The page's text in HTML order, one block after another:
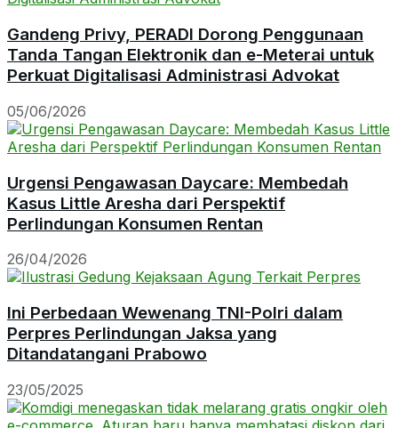
Gandeng Privy, PERADI Dorong Penggunaan
Tanda Tangan Elektronik dan e-Meterai untuk
Perkuat Digitalisasi Administrasi Advokat
05/06/2026
Urgensi Pengawasan Daycare: Membedah
Kasus Little Aresha dari Perspektif
Perlindungan Konsumen Rentan
26/04/2026
Ini Perbedaan Wewenang TNI-Polri dalam
Perpres Perlindungan Jaksa yang
Ditandatangani Prabowo
23/05/2025